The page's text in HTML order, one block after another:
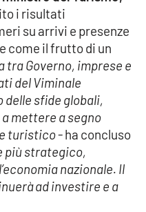
i risultati
su arrivi e presenze
come il frutto di un
tra Governo, imprese e
del Viminale
delle sfide globali,
mettere a segno
turistico- ha concluso
più strategico,
nazionale. Il
ad investire e a